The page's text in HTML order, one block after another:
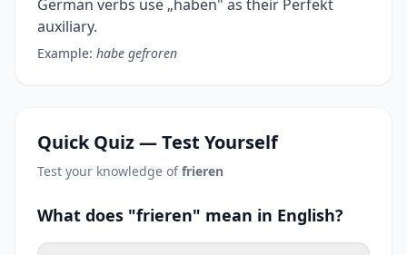
German verbs use „haben" as their Perfekt
auxiliary.
Example: habe gefroren
Quick Quiz — Test Yourself
Test your knowledge offrieren
What does "frieren" mean in English?